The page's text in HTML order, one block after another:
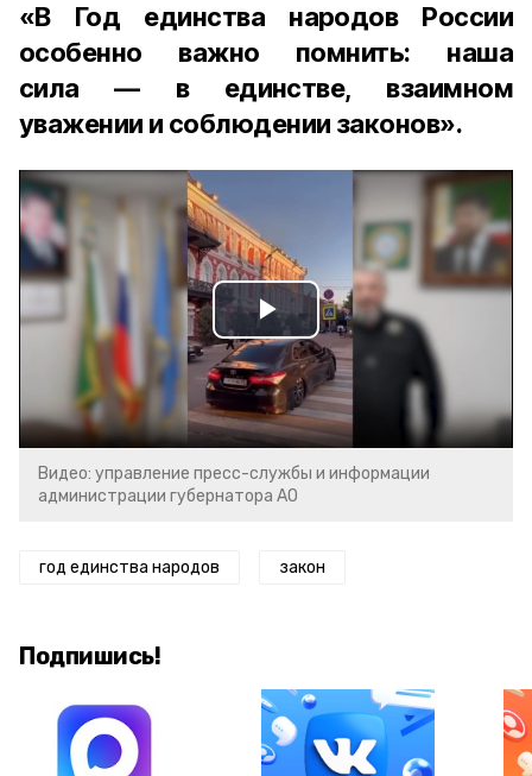
«В Год единства народов России
особенно важно помнить: наша
сила — в единстве, взаимном
уважении и соблюдении законов».
Play
Video
Видео: управление пресс-службы и информации
администрации губернатора АО
год единства народов закон
Подпишись!